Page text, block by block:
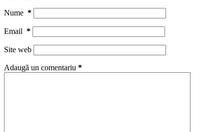
Nume *
Email *
Site web
Adaugă un comentariu *